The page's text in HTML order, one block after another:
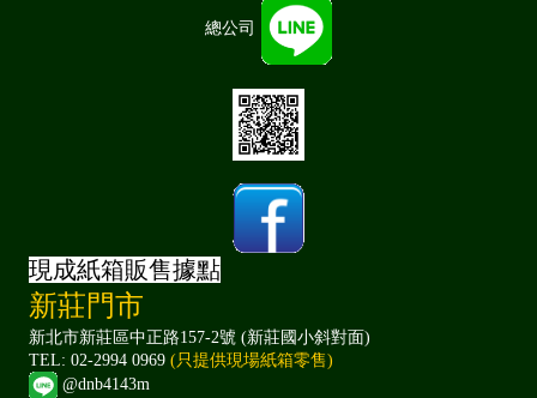
總公司
現成紙箱販售據點
新莊門市
新北市新莊區中正路157-2號 (新莊國小斜對面)
TEL: 02-2994 0969 (只提供現場紙箱零售)
@dnb4143m